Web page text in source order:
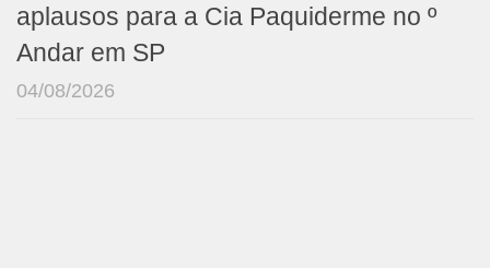
aplausos para a Cia Paquiderme no º
Andar em SP
04/08/2026